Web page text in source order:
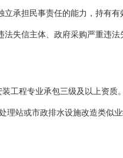
承担民事责任的能力，持有有
失信主体、政府采购严重违法
工程专业承包三级及以上资质。
站或市政排水设施改造类似业